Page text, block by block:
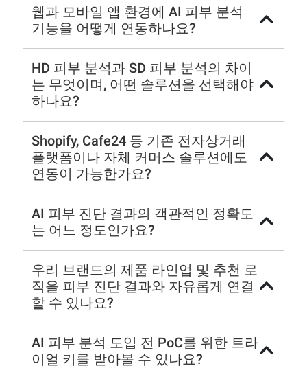
웹과 모바일 앱 환경에 AI 피부 분석
기능을 어떻게 연동하나요?
HD 피부 분석과 SD 피부 분석의 차이
는 무엇이며, 어떤 솔루션을 선택해야
하나요?
Shopify, Cafe24 등 기존 전자상거래
플랫폼이나 자체 커머스 솔루션에도
연동이 가능한가요?
AI 피부 진단 결과의 객관적인 정확도
는 어느 정도인가요?
우리 브랜드의 제품 라인업 및 추천 로
직을 피부 진단 결과와 자유롭게 연결
할 수 있나요?
AI 피부 분석 도입 전 PoC를 위한 트라
이얼 키를 받아볼 수 있나요?